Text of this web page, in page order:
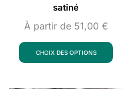
satiné
À partir de 51,00 €
CHOIX DES OPTIONS